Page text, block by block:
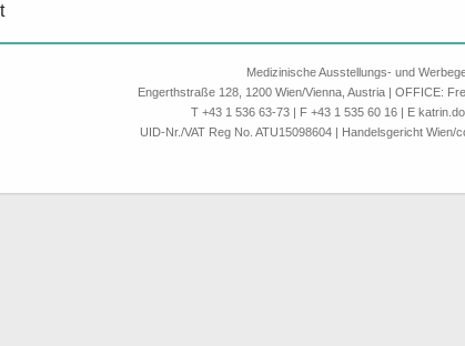
t
Medizinische Ausstellungs- und
Engerthstraße 128, 1200 Wien/Vienna, Austria | OFFICE:
T +43 1 536 63-73 | F +43 1 535 60 16 | E katrin do
UID-Nr./VAT Reg No. ATU15098604 | Handelsgericht